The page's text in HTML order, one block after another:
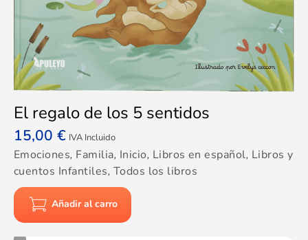
El regalo de los 5 sentidos
15,00 € IVA Incluido
Emociones, Familia, Inicio, Libros en español, Libros y
cuentos Infantiles, Todos los libros
Añadir al carro